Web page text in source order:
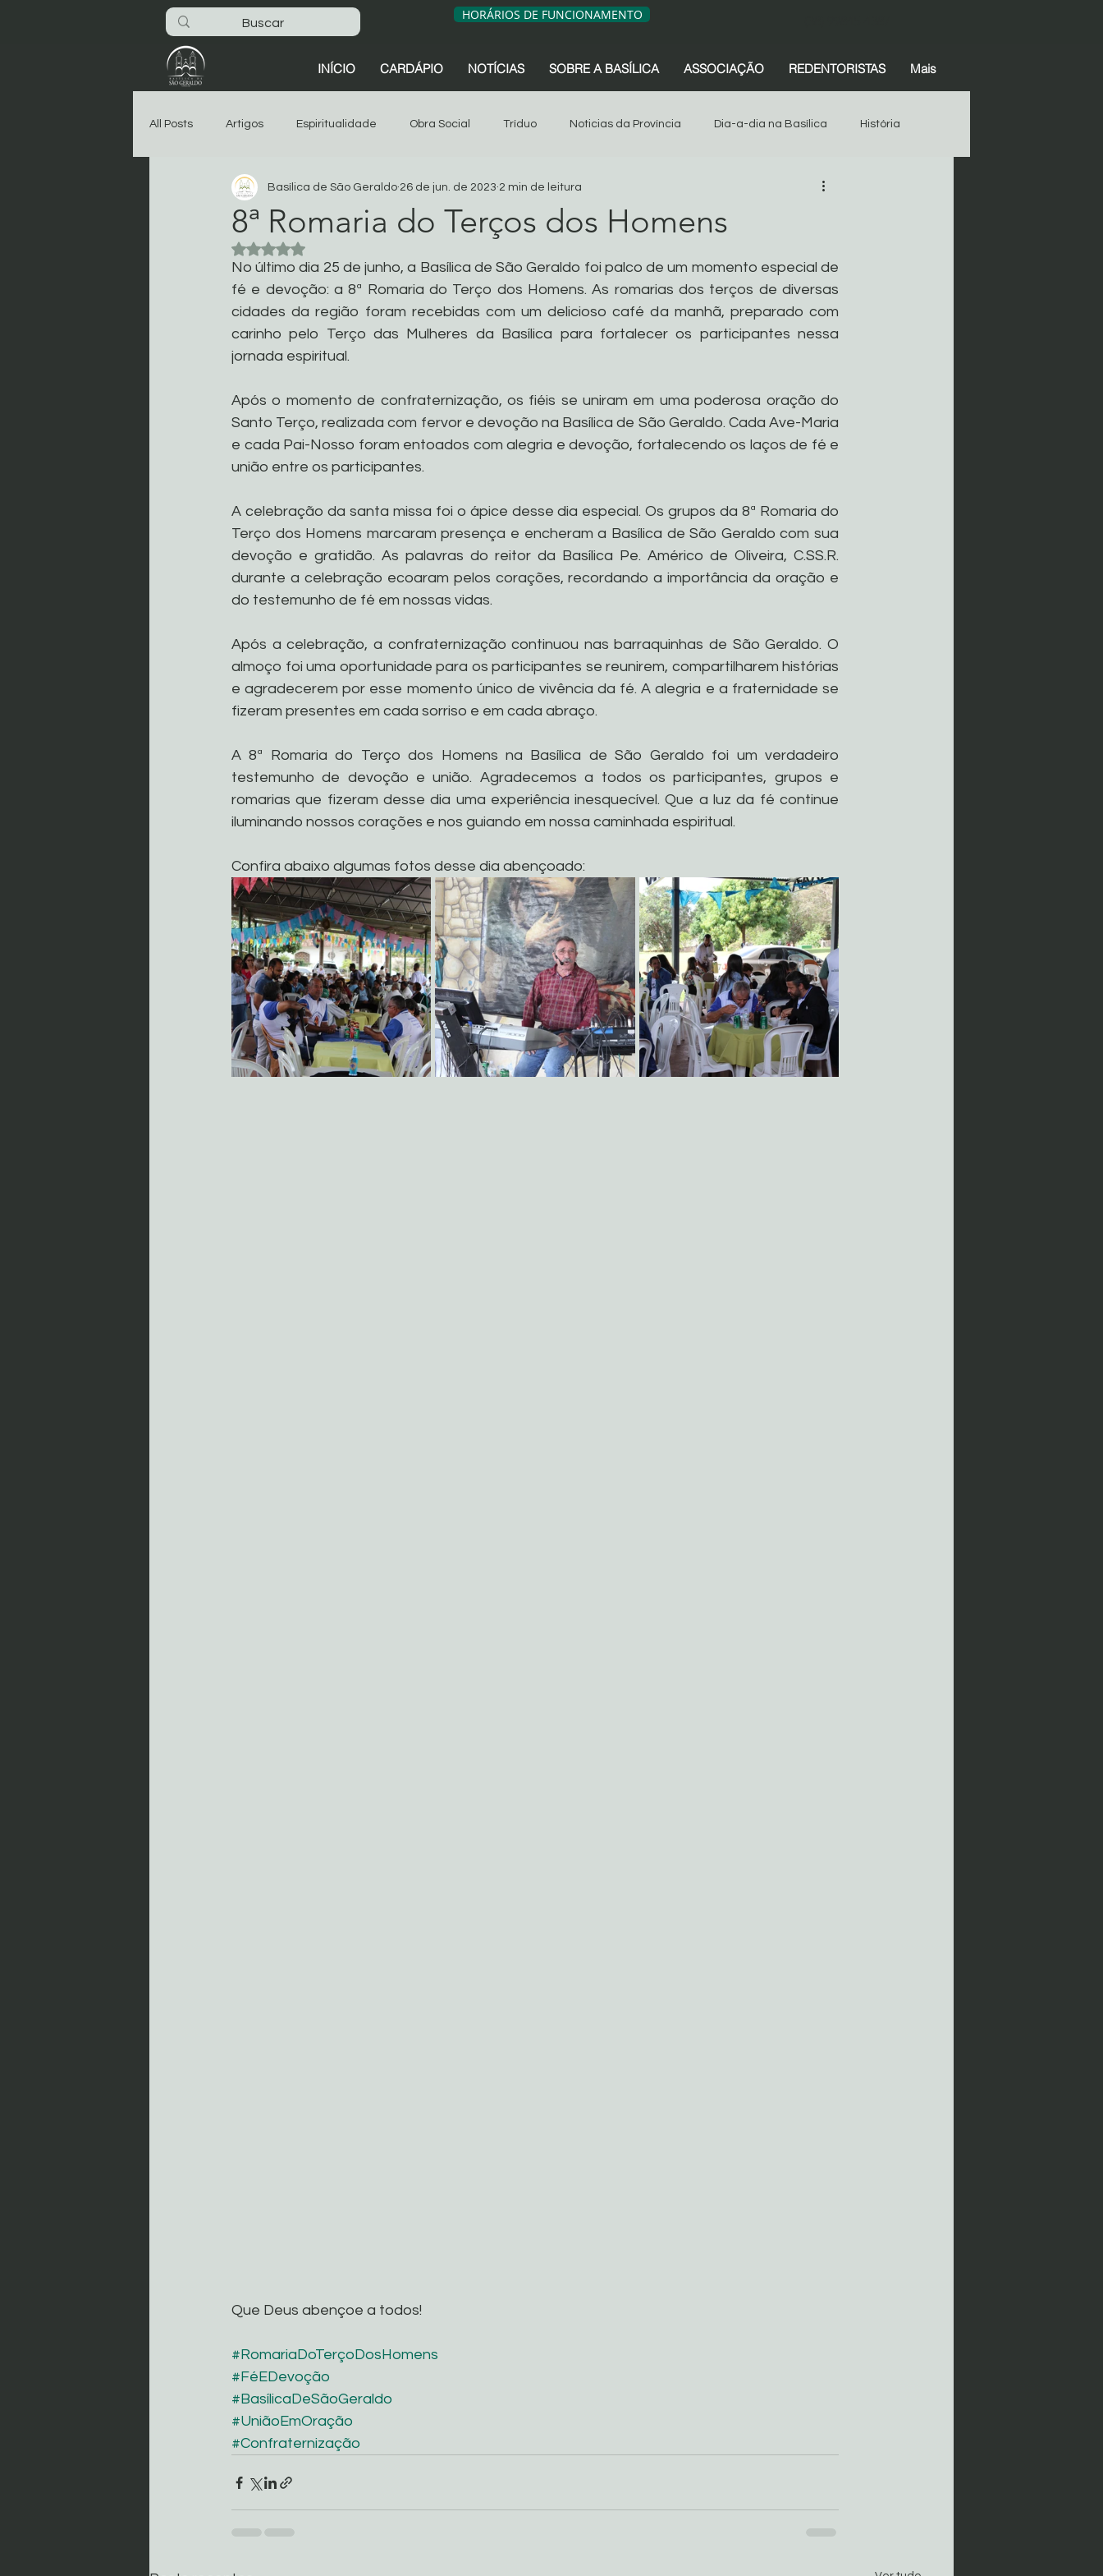
HORÁRIOS DE FUNCIONAMENTO
INÍCIO CARDÁPIO NOTÍCIAS SOBRE A BASÍLICA ASSOCIAÇÃO REDENTORISTAS Mais
All Posts Artigos Espiritualidade Obra Social Tríduo Noticias da Província Dia-a-dia na Basílica História
São Geraldo Oitava Associação dos Devotos Tríduo Obra Social
Dia-a-dia na Basílica
Sua comunidade
8ª Romaria do Terços dos Homens
Basílica de São Geraldo 26 de jun. de 2023 2 min de leitura
Avaliado com NaN de 5 estrelas.
No último dia 25 de junho, a Basílica de São Geraldo foi palco de um momento especial de
fé e devoção: a 8ª Romaria do Terço dos Homens. As romarias dos terços de diversas
cidades da região foram recebidas com um delicioso café da manhã, preparado com
carinho pelo Terço das Mulheres da Basílica para fortalecer os participantes nessa
jornada espiritual.
Após o momento de confraternização, os fiéis se uniram em uma poderosa oração do
Santo Terço, realizada com fervor e devoção na Basílica de São Geraldo. Cada Ave-Maria
e cada Pai-Nosso foram entoados com alegria e devoção, fortalecendo os laços de fé e
união entre os participantes.
A celebração da santa missa foi o ápice desse dia especial. Os grupos da 8ª Romaria do
Terço dos Homens marcaram presença e encheram a Basílica de São Geraldo com sua
devoção e gratidão. As palavras do reitor da Basílica Pe. Américo de Oliveira, C.SS.R.
durante a celebração ecoaram pelos corações, recordando a importância da oração e
do testemunho de fé em nossas vidas.
Após a celebração, a confraternização continuou nas barraquinhas de São Geraldo. O
almoço foi uma oportunidade para os participantes se reunirem, compartilharem histórias
e agradecerem por esse momento único de vivência da fé. A alegria e a fraternidade se
fizeram presentes em cada sorriso e em cada abraço.
A 8ª Romaria do Terço dos Homens na Basílica de São Geraldo foi um verdadeiro
testemunho de devoção e união. Agradecemos a todos os participantes, grupos e
romarias que fizeram desse dia uma experiência inesquecível. Que a luz da fé continue
iluminando nossos corações e nos guiando em nossa caminhada espiritual.
Confira abaixo algumas fotos desse dia abençoado:
Que Deus abençoe a todos!
#RomariaDoTerçoDosHomens
#FéEDevoção
#BasílicaDeSãoGeraldo
#UniãoEmOração
#Confraternização